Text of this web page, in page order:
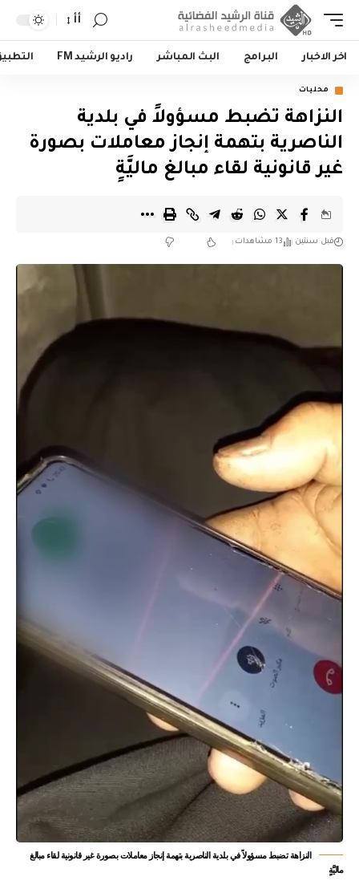
أأ
اخر الاخبار البرامج البث المباشر راديو الرشيد FM
محليات
النزاهة تضبط مسؤولاً في بلدية
الناصرية بتهمة إنجاز معاملات بصورة
غير قانونية لقاء مبالغ ماليَّةٍ
قبل سنتين 13 مشاهدات
النزاهة تضبط مسؤولاً في بلدية الناصرية بتهمة إنجاز معاملات بصورة غير قانونية لقاء مبالغ
ماليَّةٍ